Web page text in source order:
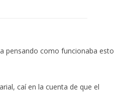
pensando como funcionaba esto
caí en la cuenta de que el